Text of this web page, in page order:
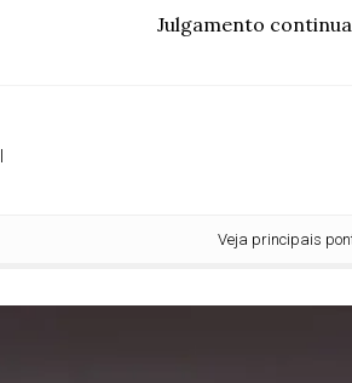
Julgamento
Veja principais pontos